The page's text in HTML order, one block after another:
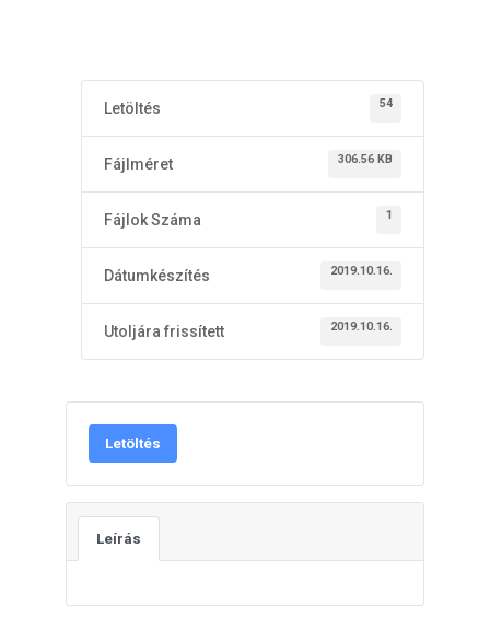
Letöltés 54
Fájlméret 306.56 KB
Fájlok Száma 1
Dátumkészítés 2019.10.16.
Utoljára frissített 2019.10.16.
Letöltés
Leírás